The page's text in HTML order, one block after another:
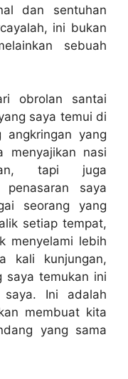
dan sentuhan
ini bukan
sebuah
obrolan santai
saya temui di
yang
menyajikan nasi
tapi juga
penasaran saya
seorang yang
setiap tempat,
menyelami lebih
kali kunjungan,
saya temukan ini
saya. Ini adalah
membuat kita
yang sama